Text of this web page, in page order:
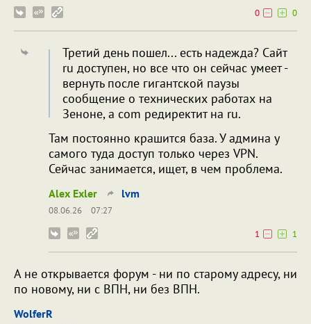
0
0
Третий день пошел... есть надежда? Сайт
ru доступен, но все что он сейчас умеет -
вернуть после гигантской паузы
сообщение о технических работах на
Зеноне, а com редиректит на ru.
Там постоянно крашится база. У админа у
самого туда доступ только через VPN.
Сейчас занимается, ищет, в чем проблема.
Alex Exler lvm
08.06.26
07:27
1
1
А не открывается форум - ни по старому адресу, ни
по новому, ни с ВПН, ни без ВПН.
WolferR